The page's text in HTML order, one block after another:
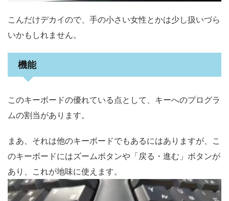
こんだけデカイので、手の小さい女性とかは少し扱いづら
いかもしれません。
機能
このキーボードの優れている点として、キーへのプログラ
ムの割当があります。
まあ、それは他のキーボードでもあるにはありますが、こ
のキーボードにはズームボタンや「戻る・進む」ボタンが
あり、これが地味に使えます。